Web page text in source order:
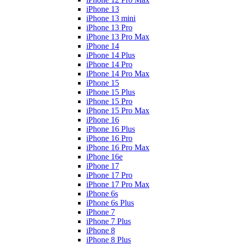
iPhone 13
iPhone 13 mini
iPhone 13 Pro
iPhone 13 Pro Max
iPhone 14
iPhone 14 Plus
iPhone 14 Pro
iPhone 14 Pro Max
iPhone 15
iPhone 15 Plus
iPhone 15 Pro
iPhone 15 Pro Max
iPhone 16
iPhone 16 Plus
iPhone 16 Pro
iPhone 16 Pro Max
iPhone 16e
iPhone 17
iPhone 17 Pro
iPhone 17 Pro Max
iPhone 6s
iPhone 6s Plus
iPhone 7
iPhone 7 Plus
iPhone 8
iPhone 8 Plus